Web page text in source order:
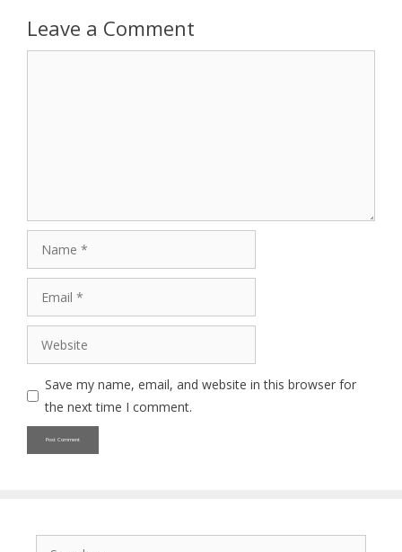
Leave a Comment
Website
Save my name, email, and website in this browser for
the next time I comment.